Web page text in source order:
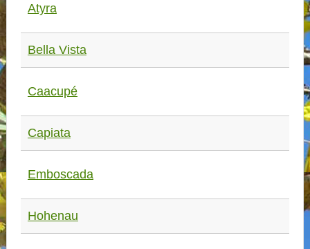
Atyra
Bella Vista
Caacupé
Capiata
Emboscada
Hohenau